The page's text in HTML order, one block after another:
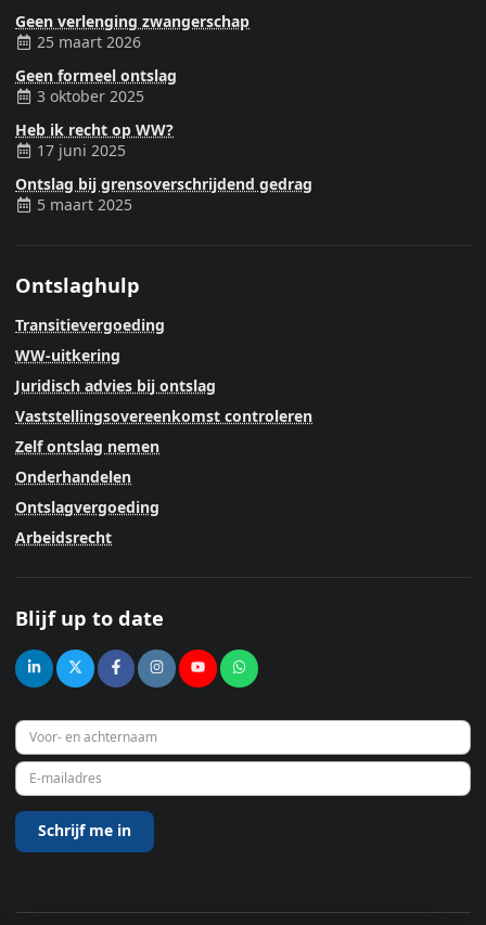
Geen verlenging zwangerschap
25 maart 2026
Geen formeel ontslag
3 oktober 2025
Heb ik recht op WW?
17 juni 2025
Ontslag bij grensoverschrijdend gedrag
5 maart 2025
Ontslaghulp
Transitievergoeding
WW-uitkering
Juridisch advies bij ontslag
Vaststellingsovereenkomst controleren
Zelf ontslag nemen
Onderhandelen
Ontslagvergoeding
Arbeidsrecht
Blijf up to date